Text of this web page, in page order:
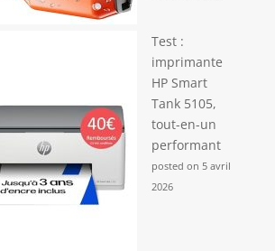
Test :
imprimante
HP Smart
Tank 5105,
tout-en-un
performant
posted on 5 avril
2026